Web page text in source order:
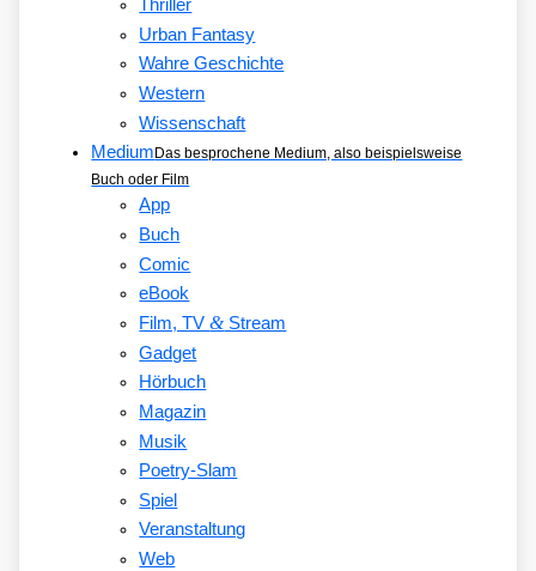
Thriller
Urban Fantasy
Wahre Geschichte
Western
Wissenschaft
Medium Das besprochene Medium, also beispielsweise
Buch oder Film
App
Buch
Comic
eBook
Film, TV&Stream
Gadget
Hörbuch
Magazin
Musik
Poetry-Slam
Spiel
Veranstaltung
Web